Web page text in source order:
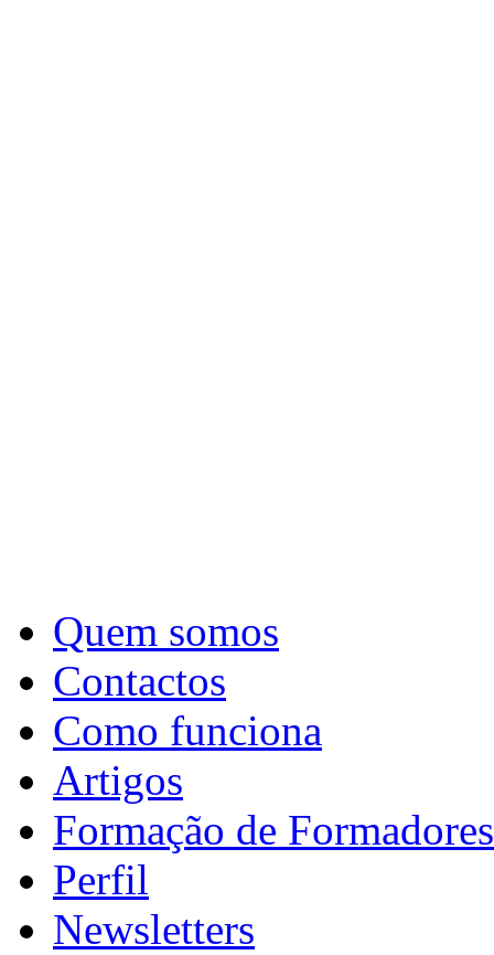
Quem somos
Contactos
Como funciona
Artigos
Formação de Formadores
Perfil
Newsletters